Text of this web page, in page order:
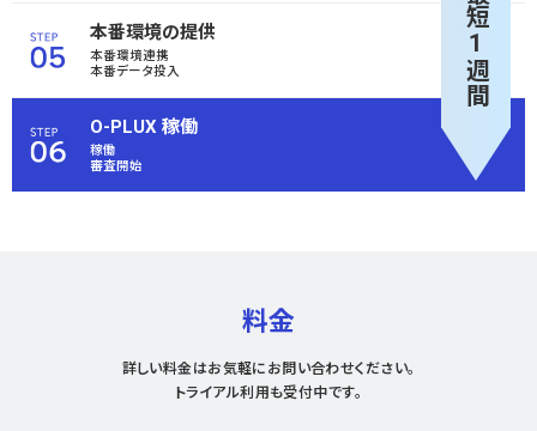
本番環境の提供
本番環境連携
本番データ投入
O-PLUX 稼働
稼働
審査開始
最短1週間
料金
詳しい料金はお気軽にお問い合わせください。
トライアル利用も受付中です。